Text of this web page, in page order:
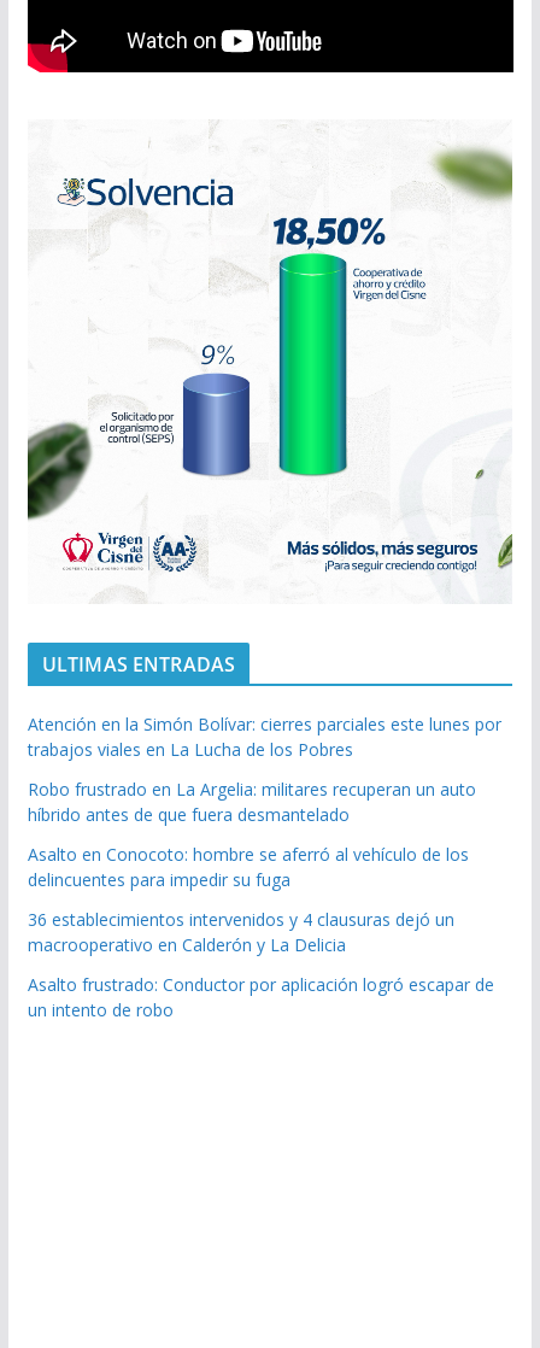
ULTIMAS ENTRADAS
Atención en la Simón Bolívar: cierres parciales este lunes por
trabajos viales en La Lucha de los Pobres
Robo frustrado en La Argelia: militares recuperan un auto
híbrido antes de que fuera desmantelado
Asalto en Conocoto: hombre se aferró al vehículo de los
delincuentes para impedir su fuga
36 establecimientos intervenidos y 4 clausuras dejó un
macrooperativo en Calderón y La Delicia
Asalto frustrado: Conductor por aplicación logró escapar de
un intento de robo